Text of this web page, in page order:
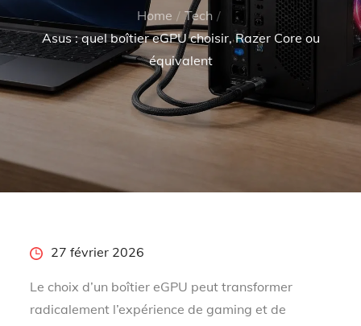
Home
Tech
Asus : quel boîtier eGPU choisir, Razer Core ou
équivalent
Posted27 février 2026
Le choix d’un boîtier eGPU peut transformer
radicalement l’expérience de gaming et de